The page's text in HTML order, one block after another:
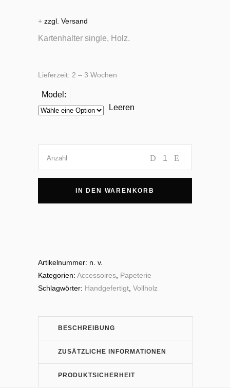
+ zzgl. Versand
Kartenhalter single, Holz.
Lieferzeit: 2 – 3 Wochen
Model:
Leeren
Kartenhalter
Anzahl
IN DEN WARENKORB
Artikelnummer: n. v.
Kategorien: Accessoires, Papeterie
Schlagwörter: Handgefertigt, Vollholz
BESCHREIBUNG
ZUSÄTZLICHE INFORMATIONEN
PRODUKTSICHERHEIT